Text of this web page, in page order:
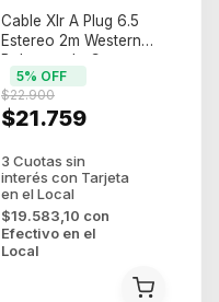
Cable Xlr A Plug 6.5
Estereo 2m Western
Balanceado Canon
Negro
$21.759
$22.900
5% OFF
$19.583,10 con
Efectivo en el
Local